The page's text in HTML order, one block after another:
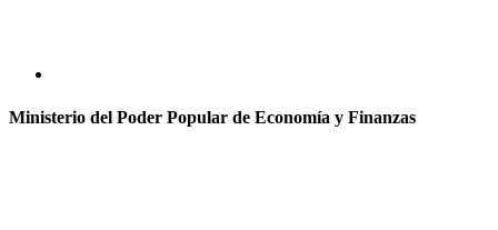
Ministerio del Poder Popular de Economía y Finanzas